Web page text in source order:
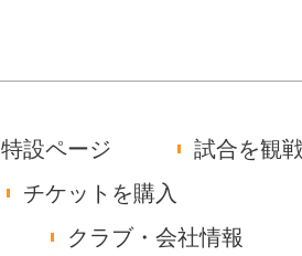
特設ページ
試合を観
チケットを購入
クラブ・会社情報